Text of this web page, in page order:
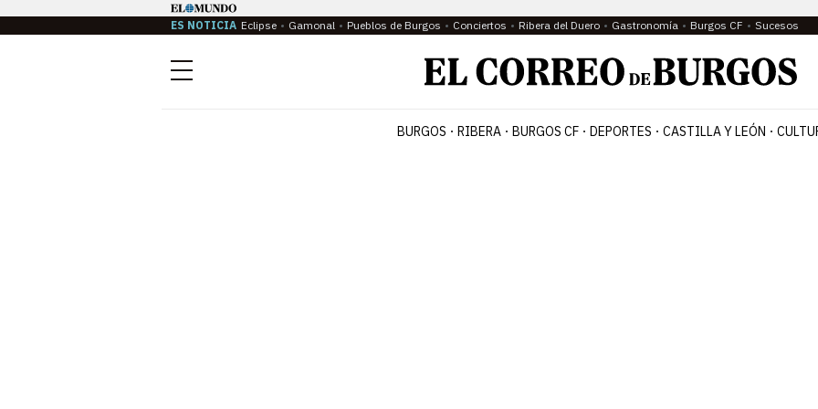
ES NOTICIA Eclipse Gamonal Pueblos de Burgos Conciertos Ribera del Duero Gastronomía Burgos CF Sucesos
Menú
BURGOS RIBERA BURGOS CF DEPORTES CASTILLA Y LEÓN